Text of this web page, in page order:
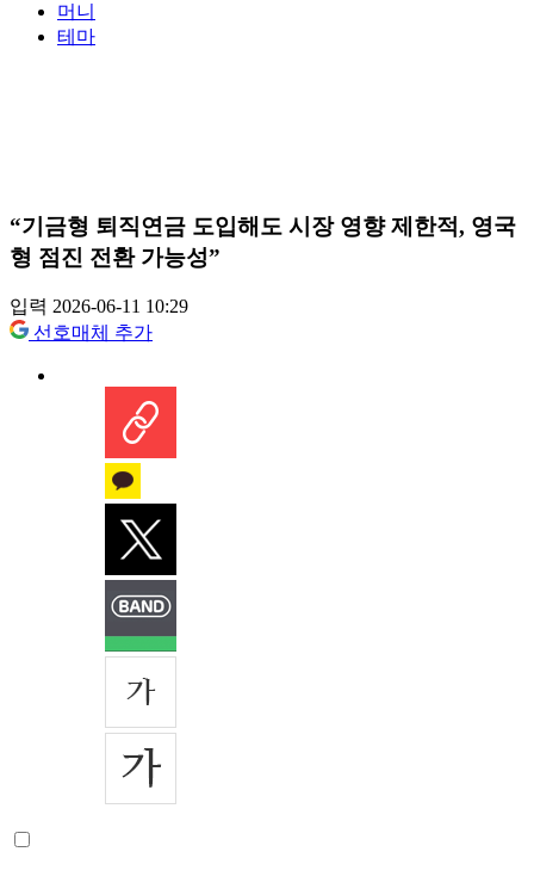
머니
테마
“기금형 퇴직연금 도입해도 시장 영향 제한적, 영국
형 점진 전환 가능성”
입력 2026-06-11 10:29
선호매체 추가